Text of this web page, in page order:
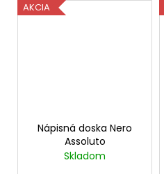
AKCIA
Nápisná doska Nero
Assoluto
Skladom